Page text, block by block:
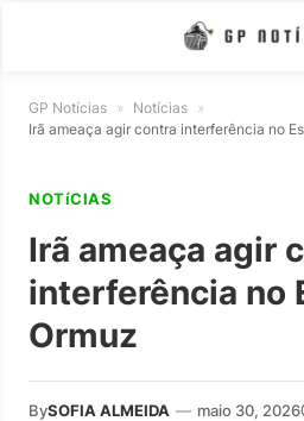
GP Notícias » Notícias »
Irã ameaça agir contra interferência no
NOTíCIAS
Irã ameaça agir
interferência no
Ormuz
BySOFIA ALMEIDA — maio 30, 2026